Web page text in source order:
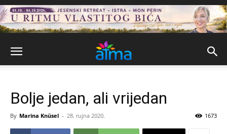
Bolje jedan, ali vrijedan
By Marina Knüsel - 28. rujna 2020. 1673